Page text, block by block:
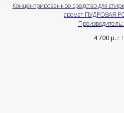
Концентрированное средство для
аромат ПУДРОВАЯ
4 700р. /